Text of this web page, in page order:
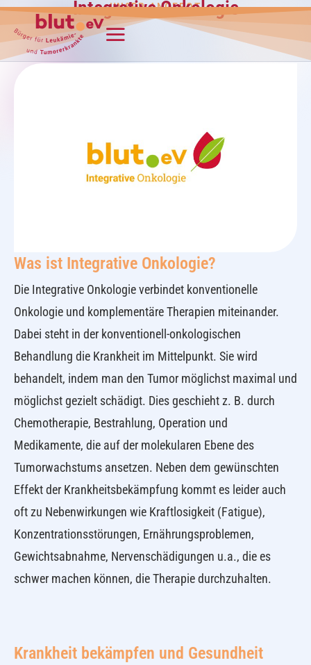
UNSER ANGEBOT
Integrative Onkologie
Was ist Integrative Onkologie?
Die Integrative Onkologie verbindet konventionelle
Onkologie und komplementäre Therapien miteinander.
Dabei steht in der konventionell-onkologischen
Behandlung die Krankheit im Mittelpunkt. Sie wird
behandelt, indem man den Tumor möglichst maximal und
möglichst gezielt schädigt. Dies geschieht z. B. durch
Chemotherapie, Bestrahlung, Operation und
Medikamente, die auf der molekularen Ebene des
Tumorwachstums ansetzen. Neben dem gewünschten
Effekt der Krankheitsbekämpfung kommt es leider auch
oft zu Nebenwirkungen wie Kraftlosigkeit (Fatigue),
Konzentrationsstörungen, Ernährungsproblemen,
Gewichtsabnahme, Nervenschädigungen u.a., die es
schwer machen können, die Therapie durchzuhalten.
Krankheit bekämpfen und Gesundheit